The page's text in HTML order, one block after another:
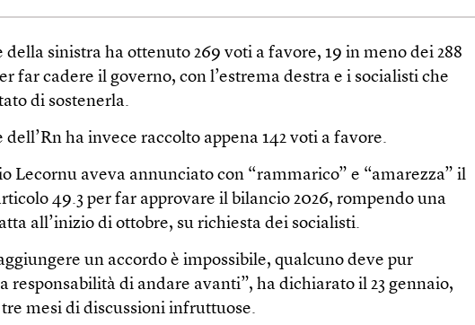
della sinistra ha ottenuto 269 voti a favore, 19 in meno dei 288
far cadere il governo, con l’estrema destra e i socialisti che
di sostenerla.
dell’Rn ha invece raccolto appena 142 voti a favore.
Lecornu aveva annunciato con “rammarico” e “amarezza” il
49.3 per far approvare il bilancio 2026, rompendo una
all’inizio di ottobre, su richiesta dei socialisti.
un accordo è impossibile, qualcuno deve pur
responsabilità di andare avanti”, ha dichiarato il 23 gennaio,
mesi di discussioni infruttuose.